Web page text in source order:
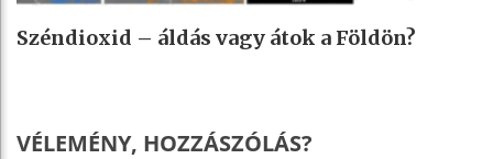
Széndioxid – áldás vagy átok a Földön?
VÉLEMÉNY, HOZZÁSZÓLÁS?